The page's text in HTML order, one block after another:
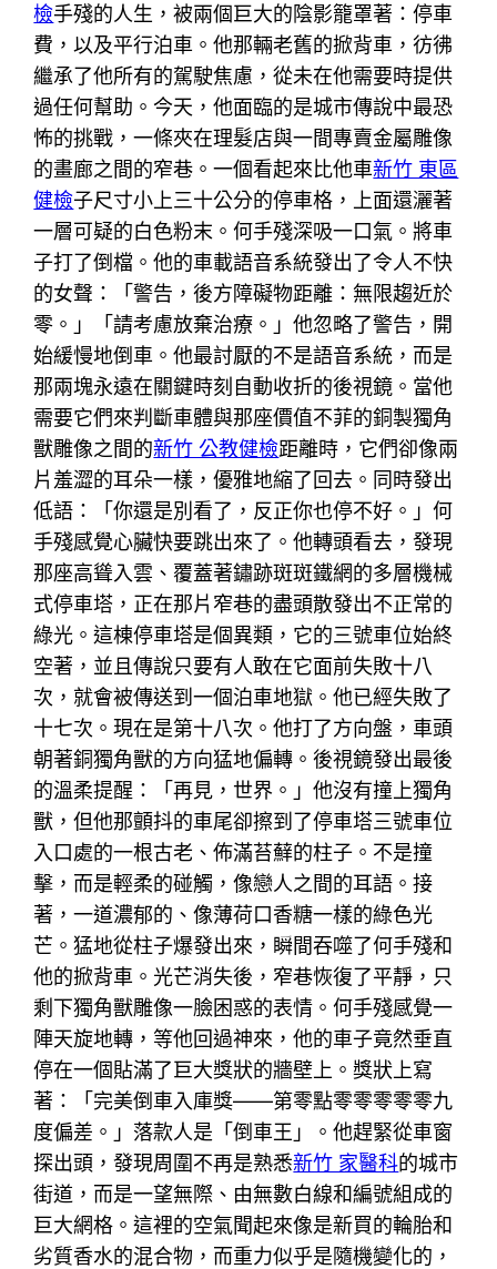
檢手殘的人生，被兩個巨大的陰影籠罩著：停車
費，以及平行泊車。他那輛老舊的掀背車，彷彿
繼承了他所有的駕駛焦慮，從未在他需要時提供
過任何幫助。今天，他面臨的是城市傳說中最恐
怖的挑戰，一條夾在理髮店與一間專賣金屬雕像
的畫廊之間的窄巷。一個看起來比他車新竹 東區
健檢子尺寸小上三十公分的停車格，上面還灑著
一層可疑的白色粉末。何手殘深吸一口氣。將車
子打了倒檔。他的車載語音系統發出了令人不快
的女聲：「警告，後方障礙物距離：無限趨近於
零。」「請考慮放棄治療。」他忽略了警告，開
始緩慢地倒車。他最討厭的不是語音系統，而是
那兩塊永遠在關鍵時刻自動收折的後視鏡。當他
需要它們來判斷車體與那座價值不菲的銅製獨角
獸雕像之間的新竹 公教健檢距離時，它們卻像兩
片羞澀的耳朵一樣，優雅地縮了回去。同時發出
低語：「你還是別看了，反正你也停不好。」何
手殘感覺心臟快要跳出來了。他轉頭看去，發現
那座高聳入雲、覆蓋著鏽跡斑斑鐵網的多層機械
式停車塔，正在那片窄巷的盡頭散發出不正常的
綠光。這棟停車塔是個異類，它的三號車位始終
空著，並且傳說只要有人敢在它面前失敗十八
次，就會被傳送到一個泊車地獄。他已經失敗了
十七次。現在是第十八次。他打了方向盤，車頭
朝著銅獨角獸的方向猛地偏轉。後視鏡發出最後
的溫柔提醒：「再見，世界。」他沒有撞上獨角
獸，但他那顫抖的車尾卻擦到了停車塔三號車位
入口處的一根古老、佈滿苔蘚的柱子。不是撞
擊，而是輕柔的碰觸，像戀人之間的耳語。接
著，一道濃郁的、像薄荷口香糖一樣的綠色光
芒。猛地從柱子爆發出來，瞬間吞噬了何手殘和
他的掀背車。光芒消失後，窄巷恢復了平靜，只
剩下獨角獸雕像一臉困惑的表情。何手殘感覺一
陣天旋地轉，等他回過神來，他的車子竟然垂直
停在一個貼滿了巨大獎狀的牆壁上。獎狀上寫
著：「完美倒車入庫獎——第零點零零零零零九
度偏差。」落款人是「倒車王」。他趕緊從車窗
探出頭，發現周圍不再是熟悉新竹 家醫科的城市
街道，而是一望無際、由無數白線和編號組成的
巨大網格。這裡的空氣聞起來像是新買的輪胎和
劣質香水的混合物，而重力似乎是隨機變化的，